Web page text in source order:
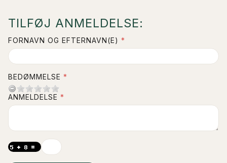
TILFØJ ANMELDELSE:
FORNAVN OG EFTERNAVN(E)
BEDØMMELSE
ANMELDELSE